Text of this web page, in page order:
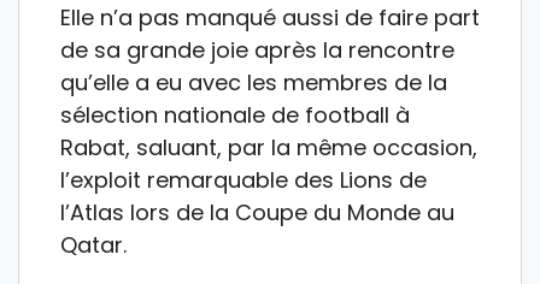
Elle n’a pas manqué aussi de faire part
de sa grande joie après la rencontre
qu’elle a eu avec les membres de la
sélection nationale de football à
Rabat, saluant, par la même occasion,
l’exploit remarquable des Lions de
l’Atlas lors de la Coupe du Monde au
Qatar.